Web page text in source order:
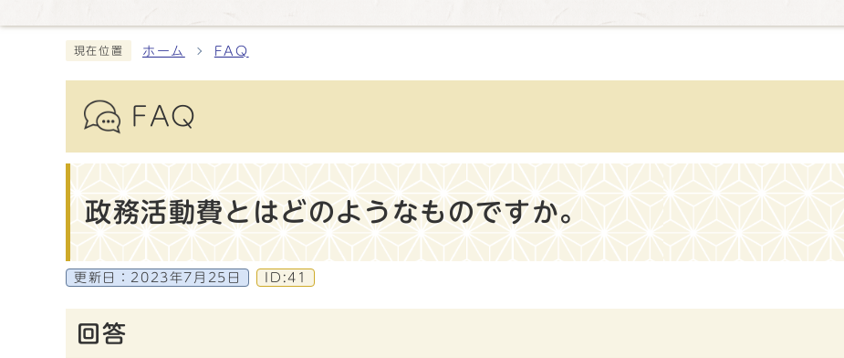
現在位置 ホーム FAQ
FAQ
政務活動費とはどのようなものですか。
更新日： 2023年7月25日 ID:41
回答